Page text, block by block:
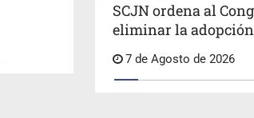
SCJN ordena al
eliminar la
7 de Agosto de 2026